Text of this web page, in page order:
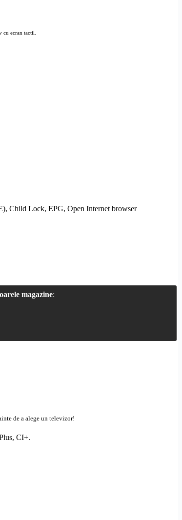
cu ecran tactil.
Child Lock, EPG, Open Internet browser
magazine:
de a alege un televizor!
CI+.